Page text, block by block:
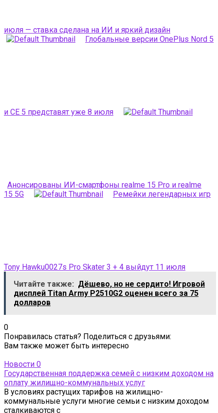
июля — ставка сделана на ИИ и яркий дизайн
Глобальные версии OnePlus Nord 5
и CE 5 представят уже 8 июля
Анонсированы ИИ-смартфоны realme 15 Pro и realme
15 5G
Ремейки легендарных игр
Tony Hawku0027s Pro Skater 3 + 4 выйдут 11 июля
Читайте также: Дёшево, но не сердито! Игровой
дисплей Titan Army P2510G2 оценен всего за 75
долларов
0
Понравилась статья? Поделиться с друзьями:
Вам также может быть интересно
Новости 0
Государственная поддержка семей с низким доходом на
оплату жилищно-коммунальных услуг
В условиях растущих тарифов на жилищно-
коммунальные услуги многие семьи с низким доходом
сталкиваются с